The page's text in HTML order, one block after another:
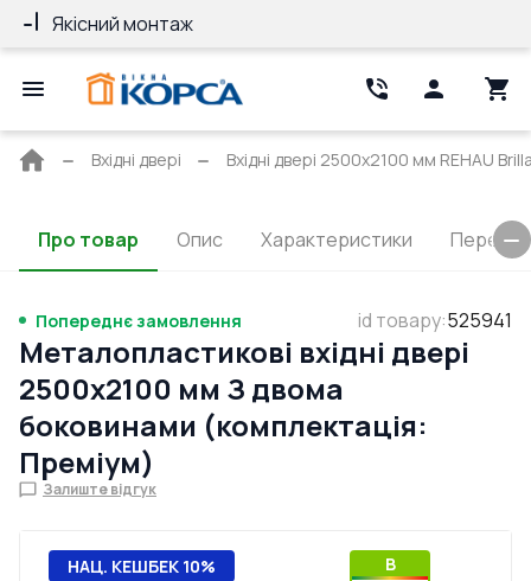
Якісний монтаж
Головна
Вхідні двері Вхідні двері 2500x2100 мм REHAU
Про товар Опис Характеристики
Попереднє замовлення id товару:525941
Металопластикові вхідні двері
2500x2100 мм З двома
боковинами (комплектація:
Преміум)
Залиште відгук
НАЦ. КЕШБЕК 10% B